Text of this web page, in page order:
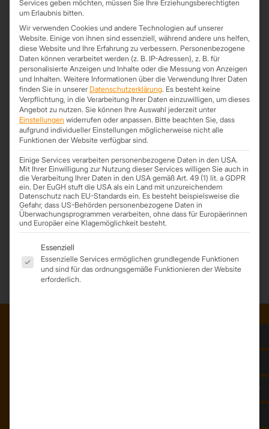
aktiv einen Beitrag zum Klimaschutz. Ganz ohne Emissionen –
dafür mit gutem Gewissen.
💸 Langfristig sparen
Einmal installiert, reduziert deine PV-Anlage dauerhaft deine
Stromkosten. So lohnt sich die Investition schnell – auch finanziell.
📉 Unabhängig vom Strommarkt
Strompreiserhöhung? Interessiert dich nicht mehr. Du produzierst
deinen eigenen Strom und machst dich unabhängig.
🏡 Wertsteigerung deiner Immobilie
Energieeffizienz ist gefragt! Eine Photovoltaik-Anlage macht dein
Gebäude attraktiver für Käufer und steigert den Wert.
👇 Bereit für deinen Schritt Richtung Sonnenenergie?
Wir begleiten dich auf dem Weg– mit ehrlicher Beratung und
individuellem Konzept.
*Trapezprofile Deutschland ist ein Geschäftsbereich der On Spot
Services geben möchten, müssen Sie Ihre Erziehungsberechtigten
um Erlaubnis bitten.
Wir verwenden Cookies und andere Technologien auf unserer
Website. Einige von ihnen sind essenziell, während andere uns helfen,
diese Website und Ihre Erfahrung zu verbessern. Personenbezogene
Daten können verarbeitet werden (z. B. IP-Adressen), z. B. für
personalisierte Anzeigen und Inhalte oder die Messung von Anzeigen
und Inhalten. Weitere Informationen über die Verwendung Ihrer Daten
finden Sie in unserer Datenschutzerklärung. Es besteht keine
Verpflichtung, in die Verarbeitung Ihrer Daten einzuwilligen, um dieses
Angebot zu nutzen. Sie können Ihre Auswahl jederzeit unter
Einstellungen widerrufen oder anpassen. Bitte beachten Sie, dass
aufgrund individueller Einstellungen möglicherweise nicht alle
Funktionen der Website verfügbar sind.
Einige Services verarbeiten personenbezogene Daten in den USA.
Mit Ihrer Einwilligung zur Nutzung dieser Services willigen Sie auch in
die Verarbeitung Ihrer Daten in den USA gemäß Art. 49 (1) lit. a GDPR
ein. Der EuGH stuft die USA als ein Land mit unzureichendem
Datenschutz nach EU-Standards ein. Es besteht beispielsweise die
Gefahr, dass US-Behörden personenbezogene Daten in
Überwachungsprogrammen verarbeiten, ohne dass für Europäerinnen
und Europäer eine Klagemöglichkeit besteht.
Es folgt eine Liste der Service-Gruppen, für die eine
Essenziell
Essenzielle Services ermöglichen grundlegende Funktionen
und sind für das ordnungsgemäße Funktionieren der Website
erforderlich.